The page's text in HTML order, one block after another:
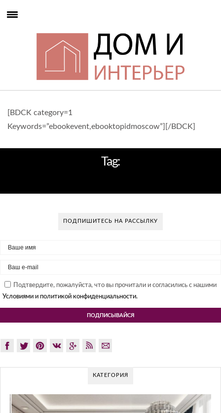
[BDCK category=1
Keywords=”ebookevent,ebooktopidmoscow”][/BDCK]
Tag:
ПОДПИШИТЕСЬ НА РАССЫЛКУ
Подтвердите, пожалуйста, что вы прочитали и согласились с нашими
Условиями и политикой конфиденциальности.
КАТЕГОРИЯ